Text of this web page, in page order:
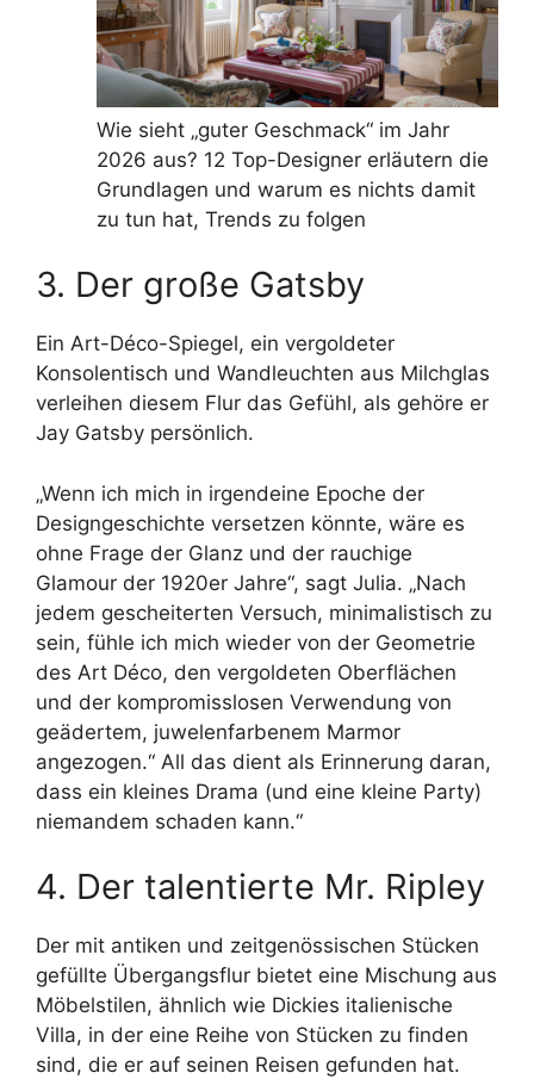
Wie sieht „guter Geschmack“ im Jahr
2026 aus? 12 Top-Designer erläutern die
Grundlagen und warum es nichts damit
zu tun hat, Trends zu folgen
3. Der große Gatsby
Ein Art-Déco-Spiegel, ein vergoldeter
Konsolentisch und Wandleuchten aus Milchglas
verleihen diesem Flur das Gefühl, als gehöre er
Jay Gatsby persönlich.
„Wenn ich mich in irgendeine Epoche der
Designgeschichte versetzen könnte, wäre es
ohne Frage der Glanz und der rauchige
Glamour der 1920er Jahre“, sagt Julia. „Nach
jedem gescheiterten Versuch, minimalistisch zu
sein, fühle ich mich wieder von der Geometrie
des Art Déco, den vergoldeten Oberflächen
und der kompromisslosen Verwendung von
geädertem, juwelenfarbenem Marmor
angezogen.“ All das dient als Erinnerung daran,
dass ein kleines Drama (und eine kleine Party)
niemandem schaden kann.“
4. Der talentierte Mr. Ripley
Der mit antiken und zeitgenössischen Stücken
gefüllte Übergangsflur bietet eine Mischung aus
Möbelstilen, ähnlich wie Dickies italienische
Villa, in der eine Reihe von Stücken zu finden
sind, die er auf seinen Reisen gefunden hat.